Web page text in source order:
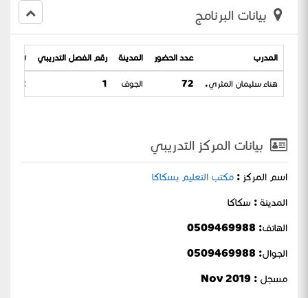
بيانات البرنامج
المدرب عدد الحضور المدينة رقم الفصل التدريبي تاريخ
هناء سليمان المثري. 72 الجوف 1
03-1444
بيانات المركز التدريبي
اسم المركز : مكتب التعليم بسكاكا
المدينة : سكاكا
الهاتف: 0509469988
الجوال:
مسجل : Nov 2019